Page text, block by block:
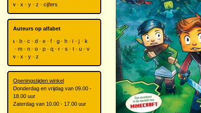
w
x y z cijfers
Auteurs op alfabet
a b c d e f g h i j
k
m n o p q r s t u
v
w
x y z
Openingstijden winkel
Donderdag en vrijdag van 09.00 -
18.00 uur
Zaterdag van 10.00 - 17.00 uur